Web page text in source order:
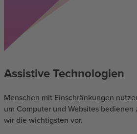
Assistive Technologien
Menschen mit Einschränkungen
um Computer und Websites
wir die wichtigsten vor.